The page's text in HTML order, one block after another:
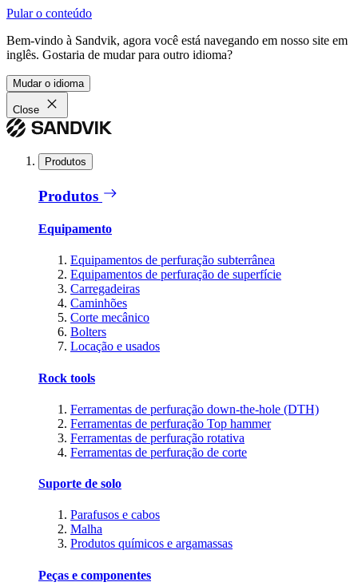
Pular o conteúdo
Bem-vindo à Sandvik, agora você está navegando em nosso site em
inglês. Gostaria de mudar para outro idioma?
Mudar o idioma
Close
Produtos
Produtos
Equipamento
Equipamentos de perfuração subterrânea
Equipamentos de perfuração de superfície
Carregadeiras
Caminhões
Corte mecânico
Bolters
Locação e usados
Rock tools
Ferramentas de perfuração down-the-hole (DTH)
Ferramentas de perfuração Top hammer
Ferramentas de perfuração rotativa
Ferramentas de perfuração de corte
Suporte de solo
Parafusos e cabos
Malha
Produtos químicos e argamassas
Peças e componentes